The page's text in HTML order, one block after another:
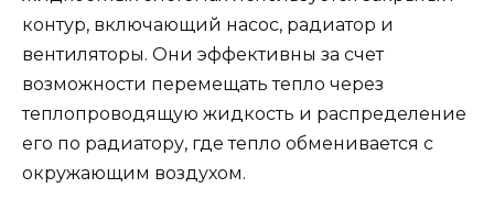
контур, включающий насос, радиатор и
вентиляторы. Они эффективны за счет
возможности перемещать тепло через
теплопроводящую жидкость и распределение
его по радиатору, где тепло обменивается с
окружающим воздухом.